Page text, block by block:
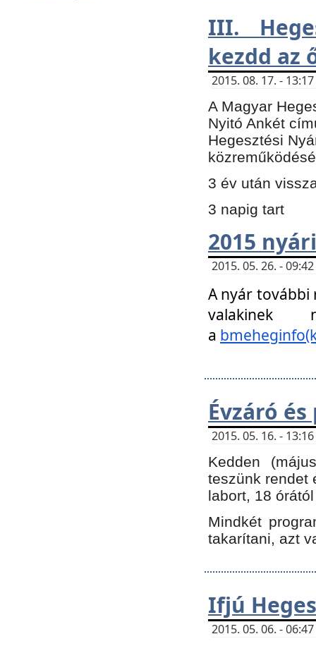
III.
kezdd az
2015. 08. 17. -
A Magyar
Nyitó Ankét
Hegesztési
3 év után
3 napig tart
2015
2015. 05. 26. -
A nyár további
a
Évzáró
2015. 05. 16. -
Kedden
teszünk rendet
labort, 18
Mindkét
takarítani, azt
Ifjú
2015. 05. 06. -